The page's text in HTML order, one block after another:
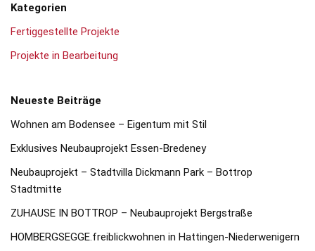
Kategorien
Fertiggestellte Projekte
Projekte in Bearbeitung
Neueste Beiträge
Wohnen am Bodensee – Eigentum mit Stil
Exklusives Neubauprojekt Essen-Bredeney
Neubauprojekt – Stadtvilla Dickmann Park – Bottrop
Stadtmitte
ZUHAUSE IN BOTTROP – Neubauprojekt Bergstraße
HOMBERGSEGGE.freiblickwohnen in Hattingen-Niederwenigern